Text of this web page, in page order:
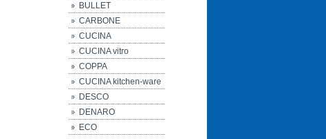
BULLET
CARBONE
CUCINA
CUCINA vitro
COPPA
CUCINA kitchen-ware
DESCO
DENARO
ECO